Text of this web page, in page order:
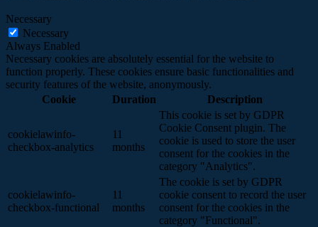
Necessary
Necessary
Always Enabled
Necessary cookies are absolutely essential for the website to
function properly. These cookies ensure basic functionalities and
security features of the website, anonymously.
Cookie
Duration Description
cookielawinfo-
checkbox-analytics
11
months
This cookie is set by GDPR
Cookie Consent plugin. The
cookie is used to store the user
consent for the cookies in the
category "Analytics".
cookielawinfo-
checkbox-functional
11
months
The cookie is set by GDPR
cookie consent to record the user
consent for the cookies in the
category "Functional".